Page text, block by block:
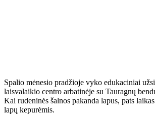
Spalio mėnesio pradžioje vyko edukaciniai
laisvalaikio centro arbatinėje su Tauragnų
Kai rudeninės šalnos pakanda lapus, pats
lapų kepurėmis.